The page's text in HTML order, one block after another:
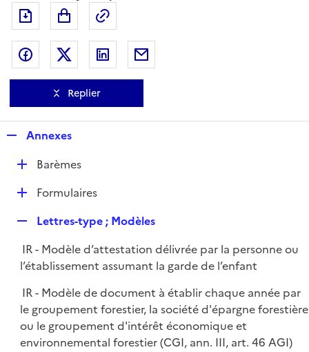
Exporter le document au format pdf
Partager sur Facebook
Partager sur Twitter
Partager sur LinkedIn
Replier
p
l
i
e
Annexes
D
e
r
Barèmes
D
l
i
e
r
Formulaires
p
l
i
r
Lettres-type ; Modèles
IR - Modèle d’attestation délivrée par la personne ou
l’établissement assumant la garde de l’enfant
IR - Modèle de document à établir chaque année par
le groupement forestier, la société d'épargne forestière
ou le groupement d'intérêt économique et
environnemental forestier (CGI, ann. III, art. 46 AGI)